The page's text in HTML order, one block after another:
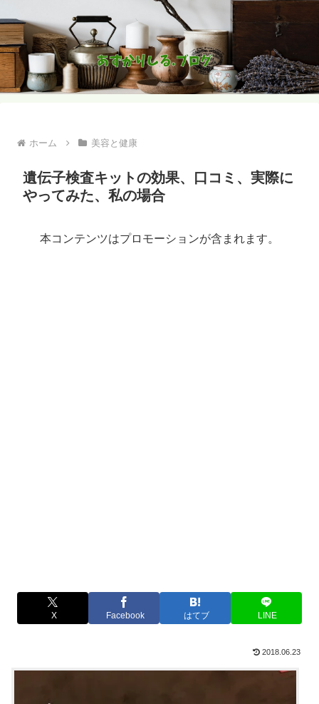
ホーム 美容と健康
遺伝子検査キットの効果、口コミ、実際に
やってみた、私の場合
本コンテンツはプロモーションが含まれます。
X Facebook はてブ LINE
2018.06.23